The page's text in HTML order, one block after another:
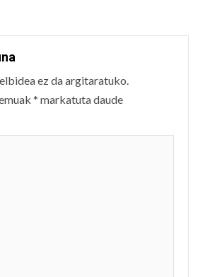
ez da argitaratuko.
* markatuta daude